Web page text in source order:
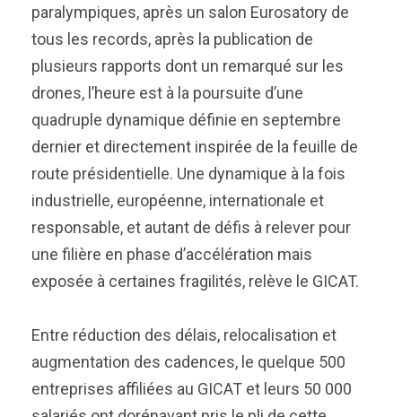
paralympiques, après un salon Eurosatory de
tous les records, après la publication de
plusieurs rapports dont un remarqué sur les
drones, l’heure est à la poursuite d’une
quadruple dynamique définie en septembre
dernier et directement inspirée de la feuille de
route présidentielle. Une dynamique à la fois
industrielle, européenne, internationale et
responsable, et autant de défis à relever pour
une filière en phase d’accélération mais
exposée à certaines fragilités, relève le GICAT.
Entre réduction des délais, relocalisation et
augmentation des cadences, le quelque 500
entreprises affiliées au GICAT et leurs 50 000